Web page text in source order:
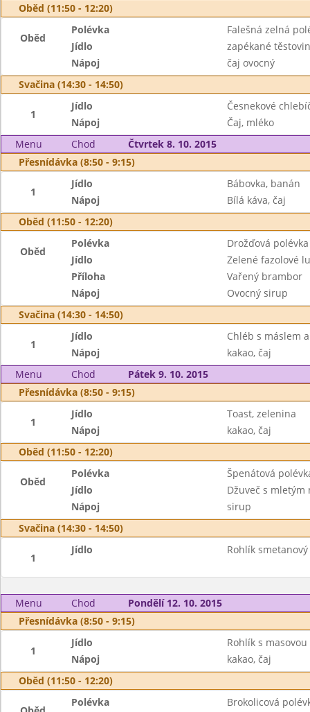
Oběd (11:50 - 12:20)
Oběd
Polévka
Falešná zelná
Jídlo
zapékané
Nápoj
čaj ovocný
Svačina (14:30 - 14:50)
1
Jídlo
Česnekové
Nápoj
Čaj, mléko
Menu
Chod
Čtvrtek 8. 10. 2015
Přesnídávka (8:50 - 9:15)
1
Jídlo
Bábovka, banán
Nápoj
Bílá káva, čaj
Oběd (11:50 - 12:20)
Oběd
Polévka
Drožďová
Jídlo
Zelené fazolové
Příloha
Vařený brambor
Nápoj
Ovocný sirup
Svačina (14:30 - 14:50)
1
Jídlo
Chléb s máslem
Nápoj
kakao, čaj
Menu
Chod
Pátek 9. 10. 2015
Přesnídávka (8:50 - 9:15)
1
Jídlo
Toast, zelenina
Nápoj
kakao, čaj
Oběd (11:50 - 12:20)
Oběd
Polévka
Špenátová
Jídlo
Džuveč s mletým
Nápoj
sirup
Svačina (14:30 - 14:50)
1
Jídlo Rohlík
Menu Chod
Pondělí 12. 10. 2015
Přesnídávka (8:50 - 9:15)
1
Jídlo
Rohlík s
Nápoj
kakao, čaj
Oběd (11:50 - 12:20)
Polévka
Brokolicová